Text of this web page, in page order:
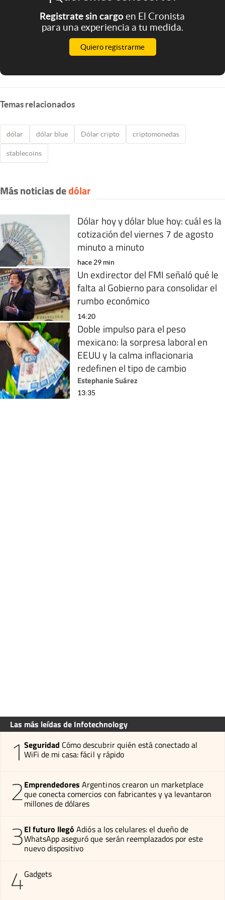
Registrate sin cargoen El Cronista
para una experiencia a tu medida.
Quiero registrarme
Temas relacionados
dólar dólar blue Dólar cripto criptomonedas
stablecoins
Más noticias dedólar
Dólar hoy y dólar blue hoy: cuál es la
cotización del viernes 7 de agosto
minuto a minuto
hace 29 min
Un exdirector del FMI señaló qué le
falta al Gobierno para consolidar el
rumbo económico
14:20
Doble impulso para el peso
mexicano: la sorpresa laboral en
EEUU y la calma inflacionaria
redefinen el tipo de cambio
Estephanie Suárez
13:35
Las más leídas de Infotechnology
1 Seguridad Cómo descubrir quién está conectado al
WiFi de mi casa: fácil y rápido
2Emprendedores Argentinos crearon un marketplace
que conecta comercios con fabricantes y ya levantaron
millones de dólares
3El futuro llegó Adiós a los celulares: el dueño de
WhatsApp aseguró que serán reemplazados por este
nuevo dispositivo
4Gadgets